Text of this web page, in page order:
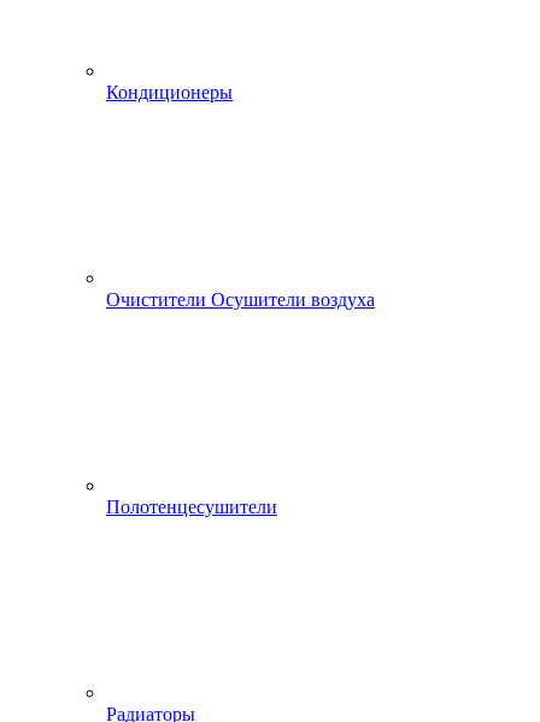
Кондиционеры
Очистители Осушители воздуха
Полотенцесушители
Радиаторы